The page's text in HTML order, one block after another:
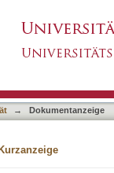
→ Dokumentanzeige